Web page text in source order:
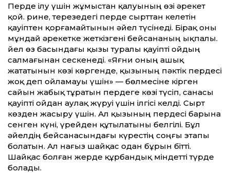
Перде ілу үшін жұмыстан қалуының өзі әрекет
қой. Әрине, терезедегі перде сырттан келетін
қауіптен қорғамайтынын әйел түсінеді. Бірақ оны
мұндай әрекетке жеткізгені бейсананың ықпалы.
Әйел өз басындағы қызы туралы қауіпті ойдың
салмағынан сескенеді. «Яғни оның ашық
жататынын көзі көргенде, қызының пәктік пердесі
жоқ деп ойламауы үшін» — бөлмесіне кірген
сайын жабық тұратын пердеге көзі түсіп, санасы
қауіпті ойдан аулақ жүруі үшін ілгісі келді. Сырт
көзден жасыру үшін. Ал қызының пердесі барына
сенген күні, үрейден құтылатыны белгілі. Бұл
әйелдің бейсанасындағы күрестің соңғы этапы
болатын. Ал нағыз шайқас одан бұрын бітті.
Шайқас болған жерде құрбандық міндетті түрде
болады.